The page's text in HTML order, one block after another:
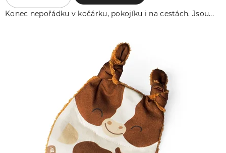
Konec nepořádku v kočárku, pokojíku i na cestách. Jsou...